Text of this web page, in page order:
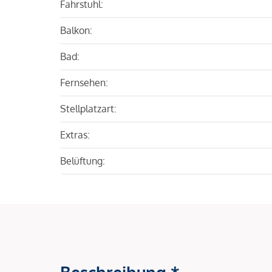
Fahrstuhl:
Balkon:
Bad:
Fernsehen:
Stellplatzart:
Extras:
Belüftung: